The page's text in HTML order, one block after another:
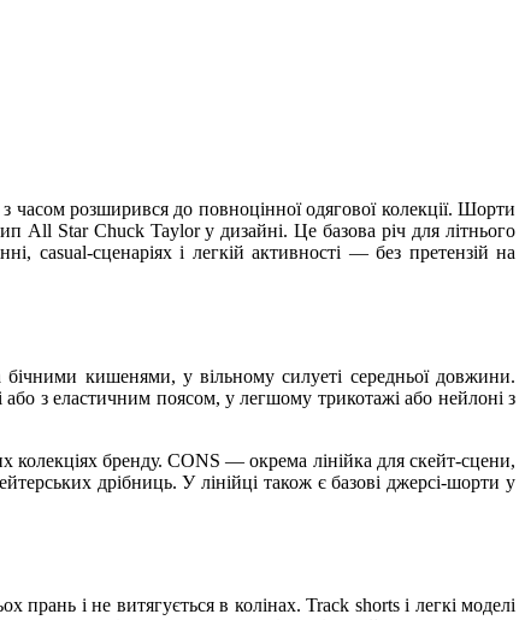
розширився до повноцінної одягової колекції. Шорти
All Star Chuck Taylor у дизайні. Це базова річ для літнього
casual-сценаріях і легкій активності — без претензій на
кишенями, у вільному силуеті середньої довжини.
з еластичним поясом, у легшому трикотажі або нейлоні з
бренду. CONS — окрема лінійка для скейт-сцени,
дрібниць. У лінійці також є базові джерсі-шорти у
і не витягується в колінах. Track shorts і легкі моделі